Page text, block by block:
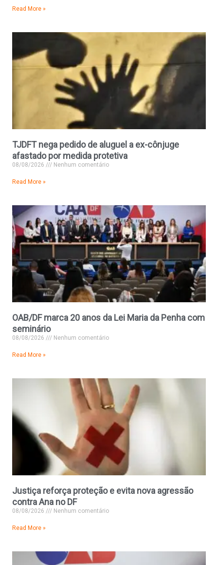
Read More »
TJDFT nega pedido de aluguel a ex-cônjuge
afastado por medida protetiva
08/08/2026 Nenhum comentário
Read More »
OAB/DF marca 20 anos da Lei Maria da Penha com
seminário
08/08/2026 Nenhum comentário
Read More »
Justiça reforça proteção e evita nova agressão
contra Ana no DF
08/08/2026 Nenhum comentário
Read More »